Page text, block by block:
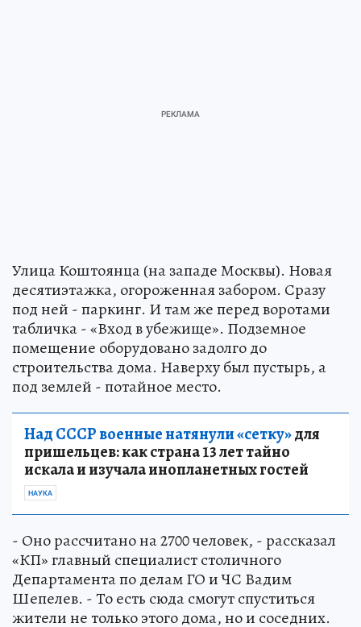
Улица Коштоянца (на западе Москвы). Новая
десятиэтажка, огороженная забором. Сразу
под ней - паркинг. И там же перед воротами
табличка - «Вход в убежище». Подземное
помещение оборудовано задолго до
строительства дома. Наверху был пустырь, а
под землей - потайное место.
Над СССР военные натянули «сетку»для
пришельцев: как страна 13 лет тайно
искала и изучала инопланетных гостей
НАУКА
- Оно рассчитано на 2700 человек, - рассказал
«КП» главный специалист столичного
Департамента по делам ГО и ЧС Вадим
Шепелев. - То есть сюда смогут спуститься
жители не только этого дома, но и соседних.